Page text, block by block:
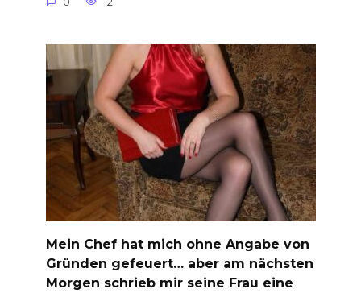
Mein Chef hat mich ohne Angabe von
Gründen gefeuert… aber am nächsten
Morgen schrieb mir seine Frau eine